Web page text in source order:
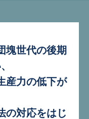
塊世代の後期
産力の低下が
の対応をはじ